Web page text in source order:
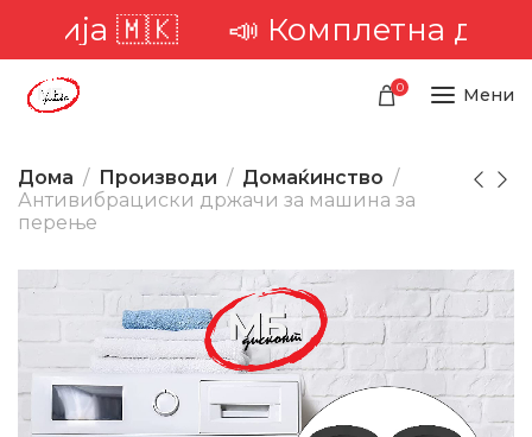
🇲🇰📣 Комплетна достава
0 Мени
Дома Производи
Домаќинство
Антивибрaциски држачи за машина за
перење
-34%